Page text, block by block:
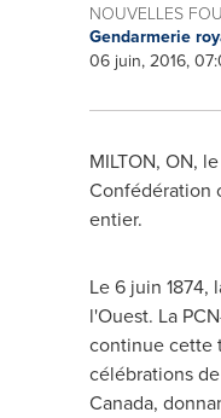
NOUVELLES
Gendarmerie
06 juin, 2016,
MILTON, ON,
Confédération
entier.
Le 6 juin 1874,
l'Ouest. La
continue cette
célébrations de
Canada,